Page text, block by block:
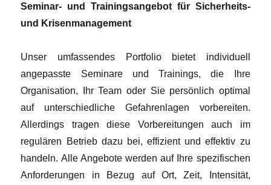
Seminar- und Trainingsangebot für Sicherheits-
und Krisenmanagement
Unser umfassendes Portfolio bietet individuell
angepasste Seminare und Trainings, die Ihre
Organisation, Ihr Team oder Sie persönlich optimal
auf unterschiedliche Gefahrenlagen vorbereiten.
Allerdings tragen diese Vorbereitungen auch im
regulären Betrieb dazu bei, effizient und effektiv zu
handeln. Alle Angebote werden auf Ihre spezifischen
Anforderungen in Bezug auf Ort, Zeit, Intensität,